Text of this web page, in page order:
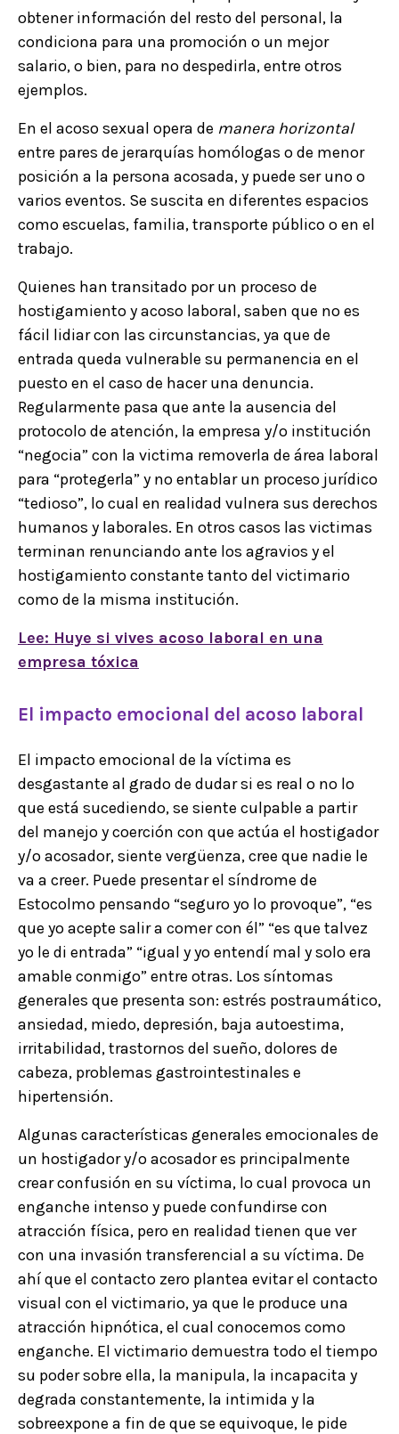
obtener información del resto del personal, la
condiciona para una promoción o un mejor
salario, o bien, para no despedirla, entre otros
ejemplos.
En el acoso sexual opera de manera horizontal
entre pares de jerarquías homólogas o de menor
posición a la persona acosada, y puede ser uno o
varios eventos. Se suscita en diferentes espacios
como escuelas, familia, transporte público o en el
trabajo.
Quienes han transitado por un proceso de
hostigamiento y acoso laboral, saben que no es
fácil lidiar con las circunstancias, ya que de
entrada queda vulnerable su permanencia en el
puesto en el caso de hacer una denuncia.
Regularmente pasa que ante la ausencia del
protocolo de atención, la empresa y/o institución
“negocia” con la victima removerla de área laboral
para “protegerla” y no entablar un proceso jurídico
“tedioso”, lo cual en realidad vulnera sus derechos
humanos y laborales. En otros casos las victimas
terminan renunciando ante los agravios y el
hostigamiento constante tanto del victimario
como de la misma institución.
Lee: Huye si vives acoso laboral en una
empresa tóxica
El impacto emocional del acoso laboral
El impacto emocional de la víctima es
desgastante al grado de dudar si es real o no lo
que está sucediendo, se siente culpable a partir
del manejo y coerción con que actúa el hostigador
y/o acosador, siente vergüenza, cree que nadie le
va a creer. Puede presentar el síndrome de
Estocolmo pensando “seguro yo lo provoque”, “es
que yo acepte salir a comer con él” “es que talvez
yo le di entrada” “igual y yo entendí mal y solo era
amable conmigo” entre otras. Los síntomas
generales que presenta son: estrés postraumático,
ansiedad, miedo, depresión, baja autoestima,
irritabilidad, trastornos del sueño, dolores de
cabeza, problemas gastrointestinales e
hipertensión.
Algunas características generales emocionales de
un hostigador y/o acosador es principalmente
crear confusión en su víctima, lo cual provoca un
enganche intenso y puede confundirse con
atracción física, pero en realidad tienen que ver
con una invasión transferencial a su víctima. De
ahí que el contacto zero plantea evitar el contacto
visual con el victimario, ya que le produce una
atracción hipnótica, el cual conocemos como
enganche. El victimario demuestra todo el tiempo
su poder sobre ella, la manipula, la incapacita y
degrada constantemente, la intimida y la
sobreexpone a fin de que se equivoque, le pide